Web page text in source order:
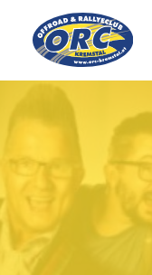
CLUB
OÖ-CUP
MEDIEN
KONTAKT